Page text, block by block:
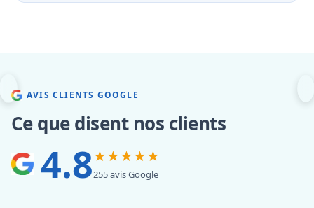
AVIS CLIENTS GOOGLE
Ce que disent nos clients
4.8★★★★★
255 avis Google